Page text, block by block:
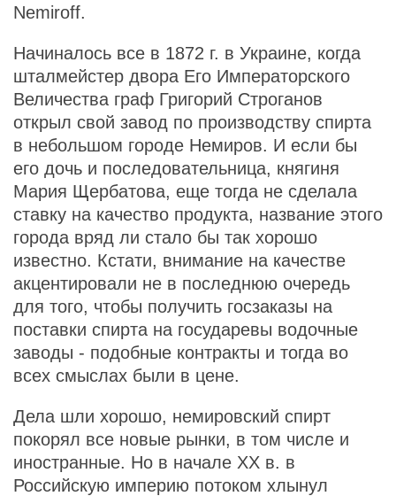
Nemiroff.
Начиналось все в 1872 г. в Украине, когда
шталмейстер двора Его Императорского
Величества граф Григорий Строганов
открыл свой завод по производству спирта
в небольшом городе Немиров. И если бы
его дочь и последовательница, княгиня
Мария Щербатова, еще тогда не сделала
ставку на качество продукта, название этого
города вряд ли стало бы так хорошо
известно. Кстати, внимание на качестве
акцентировали не в последнюю очередь
для того, чтобы получить госзаказы на
поставки спирта на государевы водочные
заводы - подобные контракты и тогда во
всех смыслах были в цене.
Дела шли хорошо, немировский спирт
покорял все новые рынки, в том числе и
иностранные. Но в начале ХХ в. в
Российскую империю потоком хлынул